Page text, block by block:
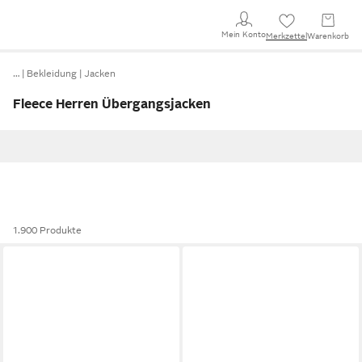
Mein KontoMerkzettel Warenkorb
… Bekleidung Jacken
Fleece Herren Übergangsjacken
1.900 Produkte